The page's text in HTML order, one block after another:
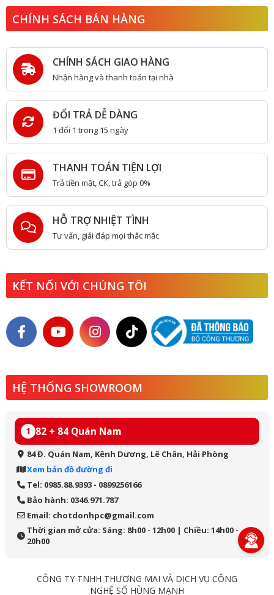
CHÍNH SÁCH BÁN HÀNG
CHÍNH SÁCH GIAO HÀNG
Nhận hàng và thanh toán tại nhà
ĐỔI TRẢ DỄ DÀNG
1 đổi 1 trong 15 ngày
THANH TOÁN TIỆN LỢI
Trả tiền mặt, CK, trả góp 0%
HỖ TRỢ NHIỆT TÌNH
Tư vấn, giải đáp mọi thắc mắc
KẾT NỐI VỚI CHÚNG TÔI
HỆ THỐNG SHOWROOM
1 82 + 84 Quán Nam
84 Đ. Quán Nam, Kênh Dương, Lê Chân, Hải Phòng
Xem bản đồ đường đi
Tel: 0985.88.9393 - 0899256166
Bảo hành: 0346.971.787
Email: chotdonhpc@gmail.com
Thời gian mở cửa: Sáng: 8h00 - 12h00 | Chiều: 14h00 -
20h00
CÔNG TY TNHH THƯƠNG MẠI VÀ DỊCH VỤ CÔNG
NGHỆ SỐ HÙNG MẠNH